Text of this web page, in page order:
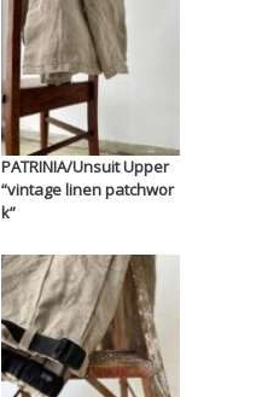
PATRINIA/Unsuit Upper
“vintage linen patchwor
k”